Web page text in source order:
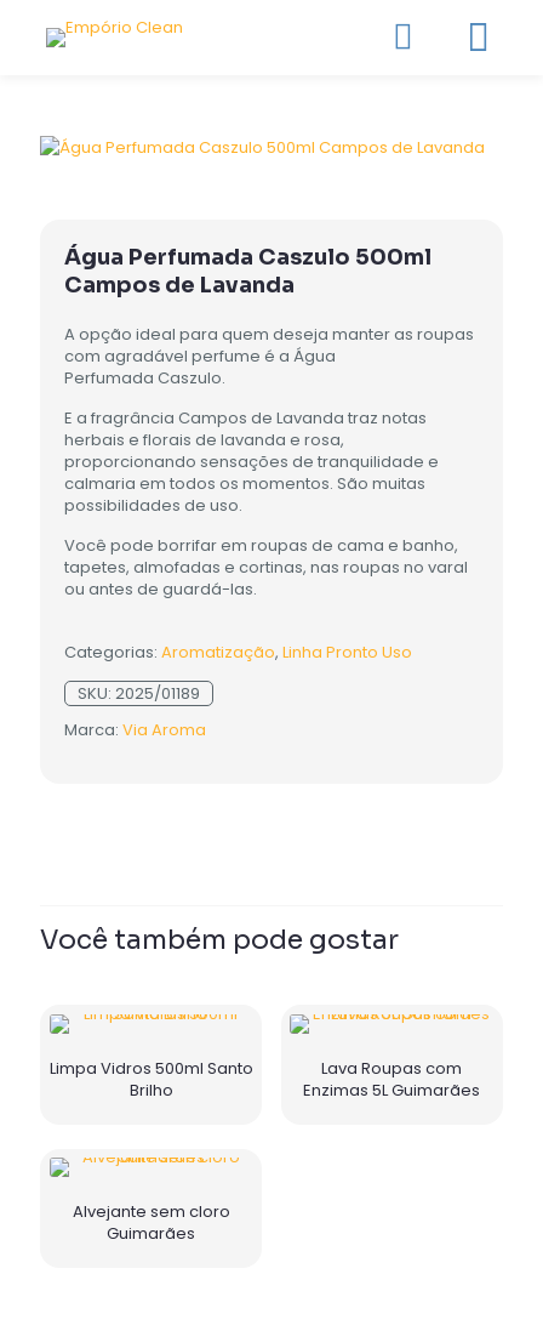
Água Perfumada Caszulo 500ml
Campos de Lavanda
A opção ideal para quem deseja manter as roupas
com agradável perfume é a Água
Perfumada Caszulo.
E a fragrância Campos de Lavanda traz notas
herbais e florais de lavanda e rosa,
proporcionando sensações de tranquilidade e
calmaria em todos os momentos. São muitas
possibilidades de uso.
Você pode borrifar em roupas de cama e banho,
tapetes, almofadas e cortinas, nas roupas no varal
ou antes de guardá-las.
Categorias: Aromatização, Linha Pronto Uso
SKU: 2025/01189
Marca: Via Aroma
Você também pode gostar
Limpa Vidros 500ml Santo
Brilho
Lava Roupas com
Enzimas 5L Guimarães
Alvejante sem cloro
Guimarães